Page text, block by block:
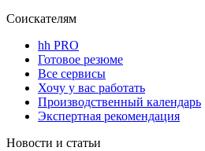
Соискателям
hh PRO
Готовое резюме
Все сервисы
Хочу у вас работать
Производственный календарь
Экспертная рекомендация
Новости и статьи